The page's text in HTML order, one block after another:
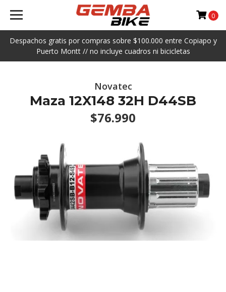
Despachos gratis por compras sobre $100.000 entre Copiapo y
Puerto Montt // no incluye cuadros ni bicicletas
0
Novatec
Maza 12X148 32H D44SB
$76.990